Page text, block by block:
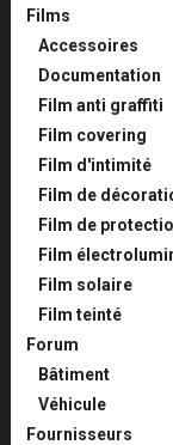
Films
Accessoires
Documentation
Film anti graffiti
Film covering
Film d'intimité
Film de
Film de
Film
Film solaire
Film teinté
Forum
Bâtiment
Véhicule
Fournisseurs